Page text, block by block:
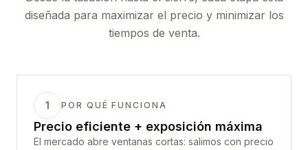
diseñada para maximizar el precio y minimizar los
tiempos de venta.
1 POR QUÉ FUNCIONA
Precio eficiente + exposición máxima
El mercado abre ventanas cortas: salimos con precio